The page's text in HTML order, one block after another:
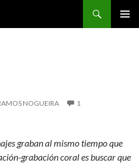
NOGUEIRA
1
graban al mismo tiempo que
grabación coral es buscar que